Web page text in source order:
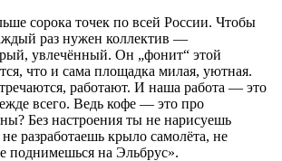
сорока точек по всей России. Чтобы
раз нужен коллектив —
увлечённый. Он „фонит“ этой
что и сама площадка милая, уютная.
работают. И наша работа — это
всего. Ведь кофе — это про
Без настроения ты не нарисуешь
разработаешь крыло самолёта, не
поднимешься на Эльбрус».